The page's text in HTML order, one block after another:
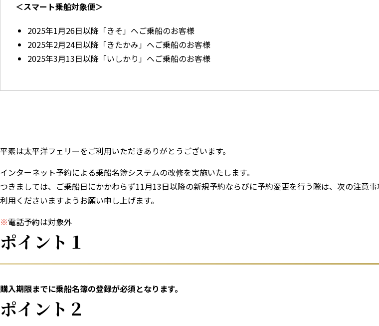
＜スマート乗船対象便＞
2025年1月26日以降「きそ」へご乗船のお客様
2025年2月24日以降「きたかみ」へご乗船のお客様
2025年3月13日以降「いしかり」へご乗船のお客様
平素は太平洋フェリーをご利用いただきありがとうございます。
インターネット予約による乗船名簿システムの改修を実施いたします。
つきましては、ご乗船日にかかわらず11月13日以降の新規予約ならびに予約変更を行う際は、次の注意
利用くださいますようお願い申し上げます。
※電話予約は対象外
ポイント１
購入期限までに乗船名簿の登録が必須となります。
ポイント２